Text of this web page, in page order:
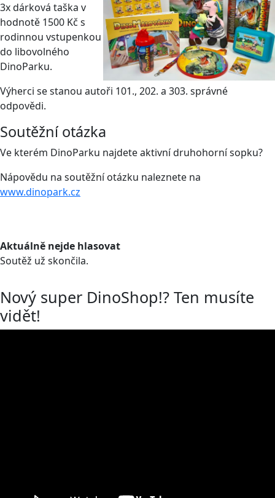
3x dárková taška v
hodnotě 1500 Kč s
rodinnou vstupenkou
do libovolného
DinoParku.
Výherci se stanou autoři 101., 202. a 303. správné
odpovědi.
Soutěžní otázka
Ve kterém DinoParku najdete aktivní druhohorní sopku?
Nápovědu na soutěžní otázku naleznete na
www.dinopark.cz
Aktuálně nejde hlasovat
Soutěž už skončila.
Nový super DinoShop!? Ten musíte
vidět!